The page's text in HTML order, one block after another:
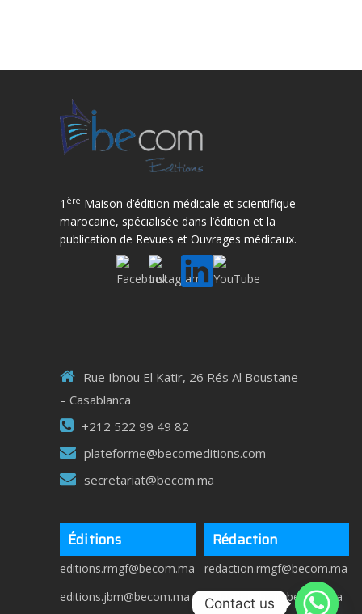
1 ère Maison d’édition médicale et scientifique
marocaine, spécialisée dans l’édition et la
publication de Revues et Ouvrages médicaux.
Rue Ibnou El Katir, 26 Rés Al Boustane
– Casablanca
+212 522 99 49 82
plateforme@becomeditions.com
secretariat@becom.ma
Éditions
editions.rmgf@becom.ma
editions.jbm@becom.ma
Rédaction
redaction.rmgf@becom.ma
redaction.jbm@becom.ma
Contact us